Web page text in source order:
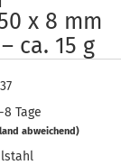
x 8 mm
ca. 15 g
8 Tage
abweichend)